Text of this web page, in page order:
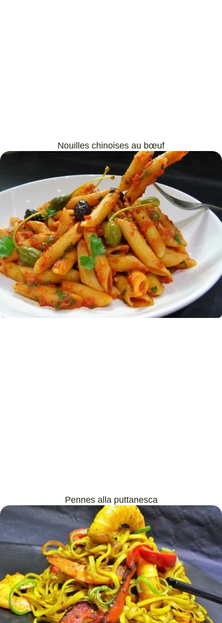
Nouilles chinoises au bœuf
Pennes alla puttanesca